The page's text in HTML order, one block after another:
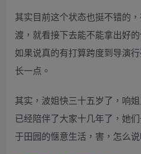
其实目前这个状态也挺不错的
渡，就看接下去能不能拿出好
如果说真的有打算跨度到导演
长一点。
其实，波姐快三十五岁了，响
已经陪伴了大家十几年了，她
于田园的惬意生活，害，怎么